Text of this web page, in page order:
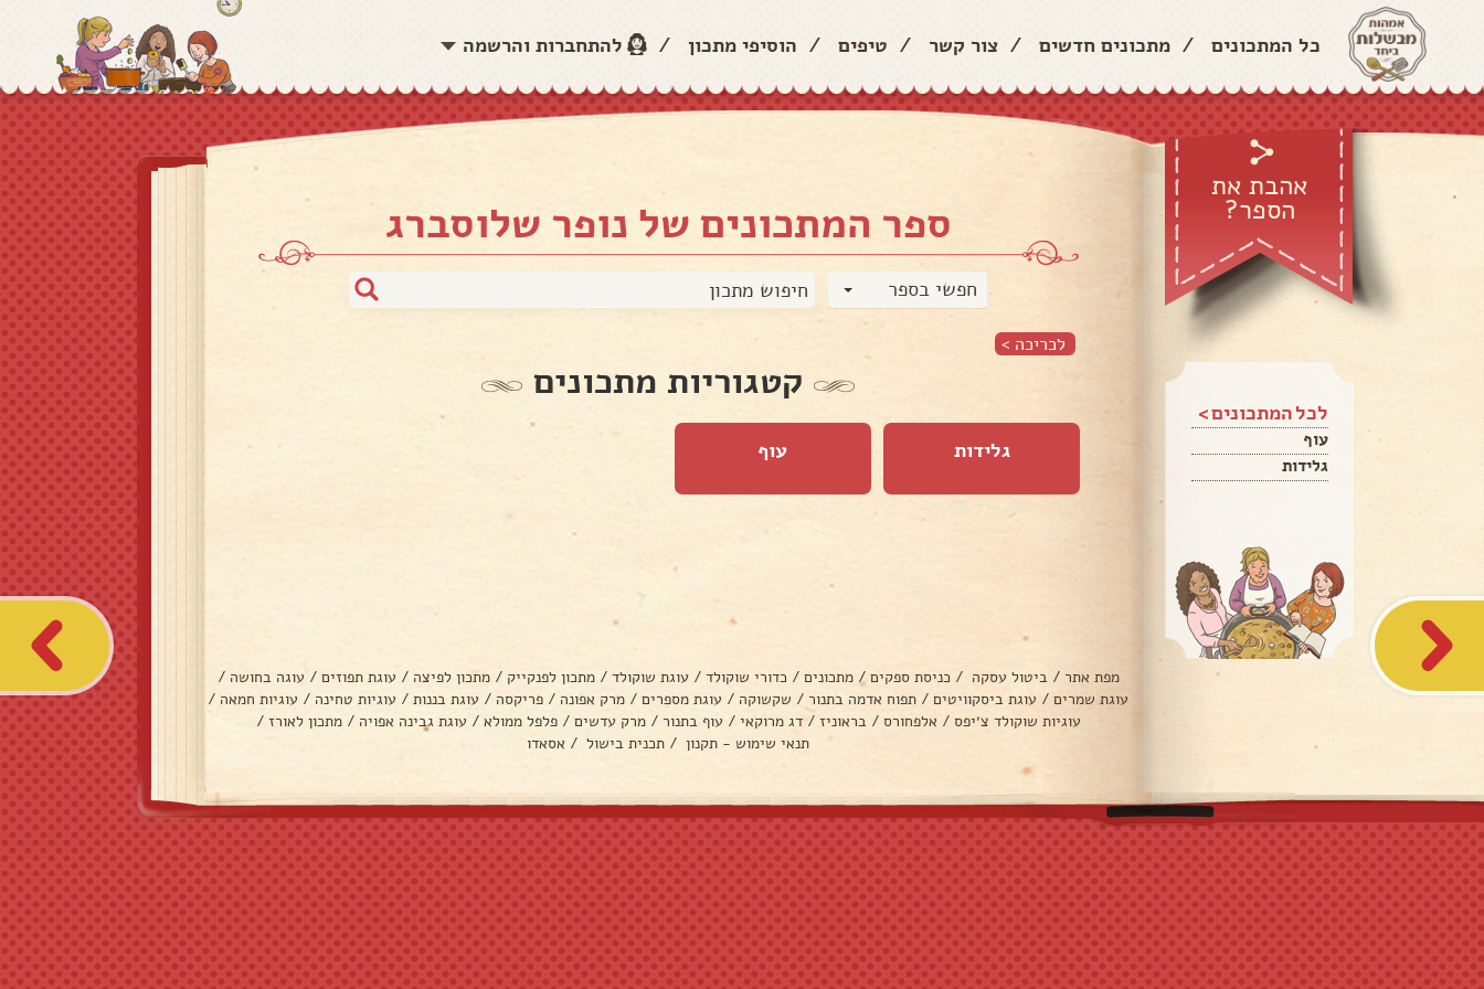
כל המתכונים / מתכונים חדשים / צור קשר / טיפים / הוסיפי מתכון / להתחברות והרשמה
אהבת את
הספר?
לכל המתכונים >
עוף
גלידות
ספר המתכונים של נופר שלוסברג
חפשי בספר
לכריכה >
קטגוריות מתכונים
גלידות עוף
מפת אתר / ביטול עסקה / כניסת ספקים / מתכונים / כדורי שוקולד / עוגת שוקולד / מתכון לפנקייק / מתכון לפיצה / עוגת תפוזים / עוגה בחושה /
עוגת שמרים / עוגת ביסקוויטים / תפוח אדמה בתנור / שקשוקה / עוגת מספרים / מרק אפונה / פריקסה / עוגת בננות / עוגיות טחינה / עוגיות חמאה /
עוגיות שוקולד צ׳יפס / אלפחורס / בראוניז / דג מרוקאי / עוף בתנור / מרק עדשים / פלפל ממולא / עוגת גבינה אפויה / מתכון לאורז /
תנאי שימוש - תקנון / תכנית בישול / אסאדו